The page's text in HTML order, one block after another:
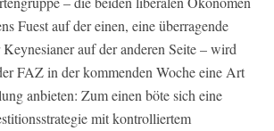
Fuest auf der einen, eine überragende
auf der anderen Seite – wird
FAZ in der kommenden Woche eine Art
anbieten: Zum einen böte sich eine
mit kontrolliertem